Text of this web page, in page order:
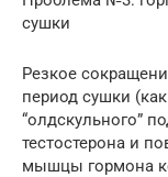
сушки
Резкое
период сушки
“олдскульного”
тестостерона и
мышцы гормона